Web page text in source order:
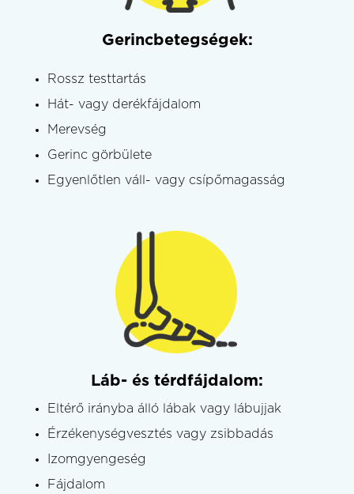
Gerincbetegségek:
Rossz testtartás
Hát- vagy derékfájdalom
Merevség
Gerinc görbülete
Egyenlőtlen váll- vagy csípőmagasság
Láb- és térdfájdalom:
Eltérő irányba álló lábak vagy lábujjak
Érzékenységvesztés vagy zsibbadás
Izomgyengeség
Fájdalom